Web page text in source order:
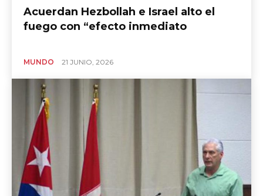
Acuerdan Hezbollah e Israel alto el
fuego con “efecto inmediato
MUNDO 21 JUNIO, 2026